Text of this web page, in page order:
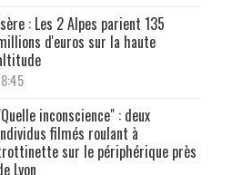
: Les 2 Alpes parient 135
d'euros sur la haute
inconscience" : deux
filmés roulant à
sur le périphérique près
Lyon